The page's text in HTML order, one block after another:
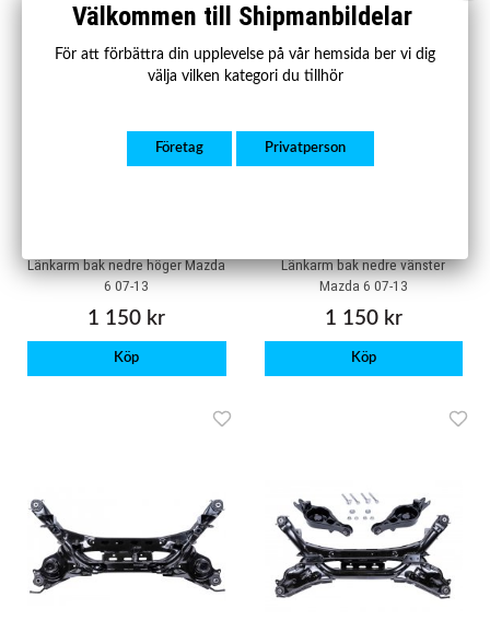
Länkarm bak nedre höger Mazda
6 07-13
1 150 kr
Köp
Länkarm bak nedre vänster
Mazda 6 07-13
1 150 kr
Köp
Välkommen till Shipmanbildelar
För att förbättra din upplevelse på vår hemsida ber vi dig
välja vilken kategori du tillhör
Företag Privatperson